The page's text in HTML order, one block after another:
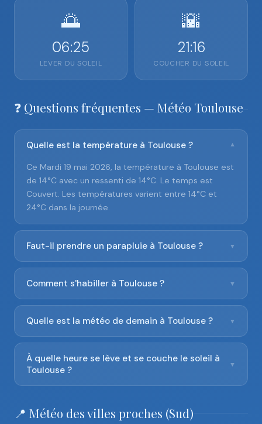
🌅
06:25
LEVER DU SOLEIL
🌇
21:16
COUCHER DU SOLEIL
❓ Questions fréquentes — Météo Toulouse
Quelle est la température à Toulouse ? ▼
Ce Mardi 19 mai 2026, la température à Toulouse est
de 14°C avec un ressenti de 14°C. Le temps est
Couvert. Les températures varient entre 14°C et
24°C dans la journée.
Faut-il prendre un parapluie à Toulouse ? ▼
Comment s'habiller à Toulouse ? ▼
Quelle est la météo de demain à Toulouse ? ▼
À quelle heure se lève et se couche le soleil à
Toulouse ?
▼
📍 Météo des villes proches (Sud)